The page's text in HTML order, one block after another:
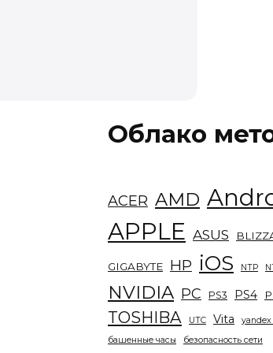
Облако
ACER AMD
APPLE ASUS
GIGABYTE HP iOS NTP
NVIDIA PC PS3 PS4
TOSHIBA UTC Vita
yandex
башенные часы
безопасность сети